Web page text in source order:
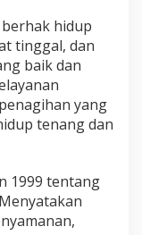
berhak hidup
tinggal, dan
baik dan
yang
tenang dan
1999 tentang